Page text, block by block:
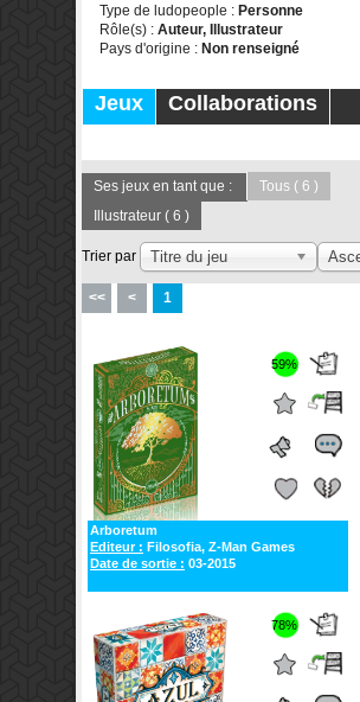
Type de ludopeople : Personne
Rôle(s) : Auteur, Illustrateur
Pays d'origine : Non renseigné
Jeux
Collaborations
Ses jeux en tant que : Tous ( 6 )
Illustrateur ( 6 )
Trier par Titre du jeu
<< < 1
59%
Arboretum
Editeur : Filosofia, Z-Man Games
Date de sortie : 03-2015
78%